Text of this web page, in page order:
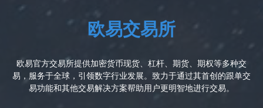
欧易交易所
欧易官方交易所提供加密货币现货、杠杆、期货、期权等多种交
易，服务于全球，引领数字行业发展。致力于通过其首创的跟单交
易功能和其他交易解决方案帮助用户更明智地进行交易。